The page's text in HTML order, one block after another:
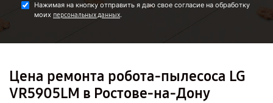
Нажимая на кнопку отправить я даю свое согласие на обработку
моих персональных данных.
Цена ремонта робота-пылесоса LG
VR5905LM в Ростове-на-Дону